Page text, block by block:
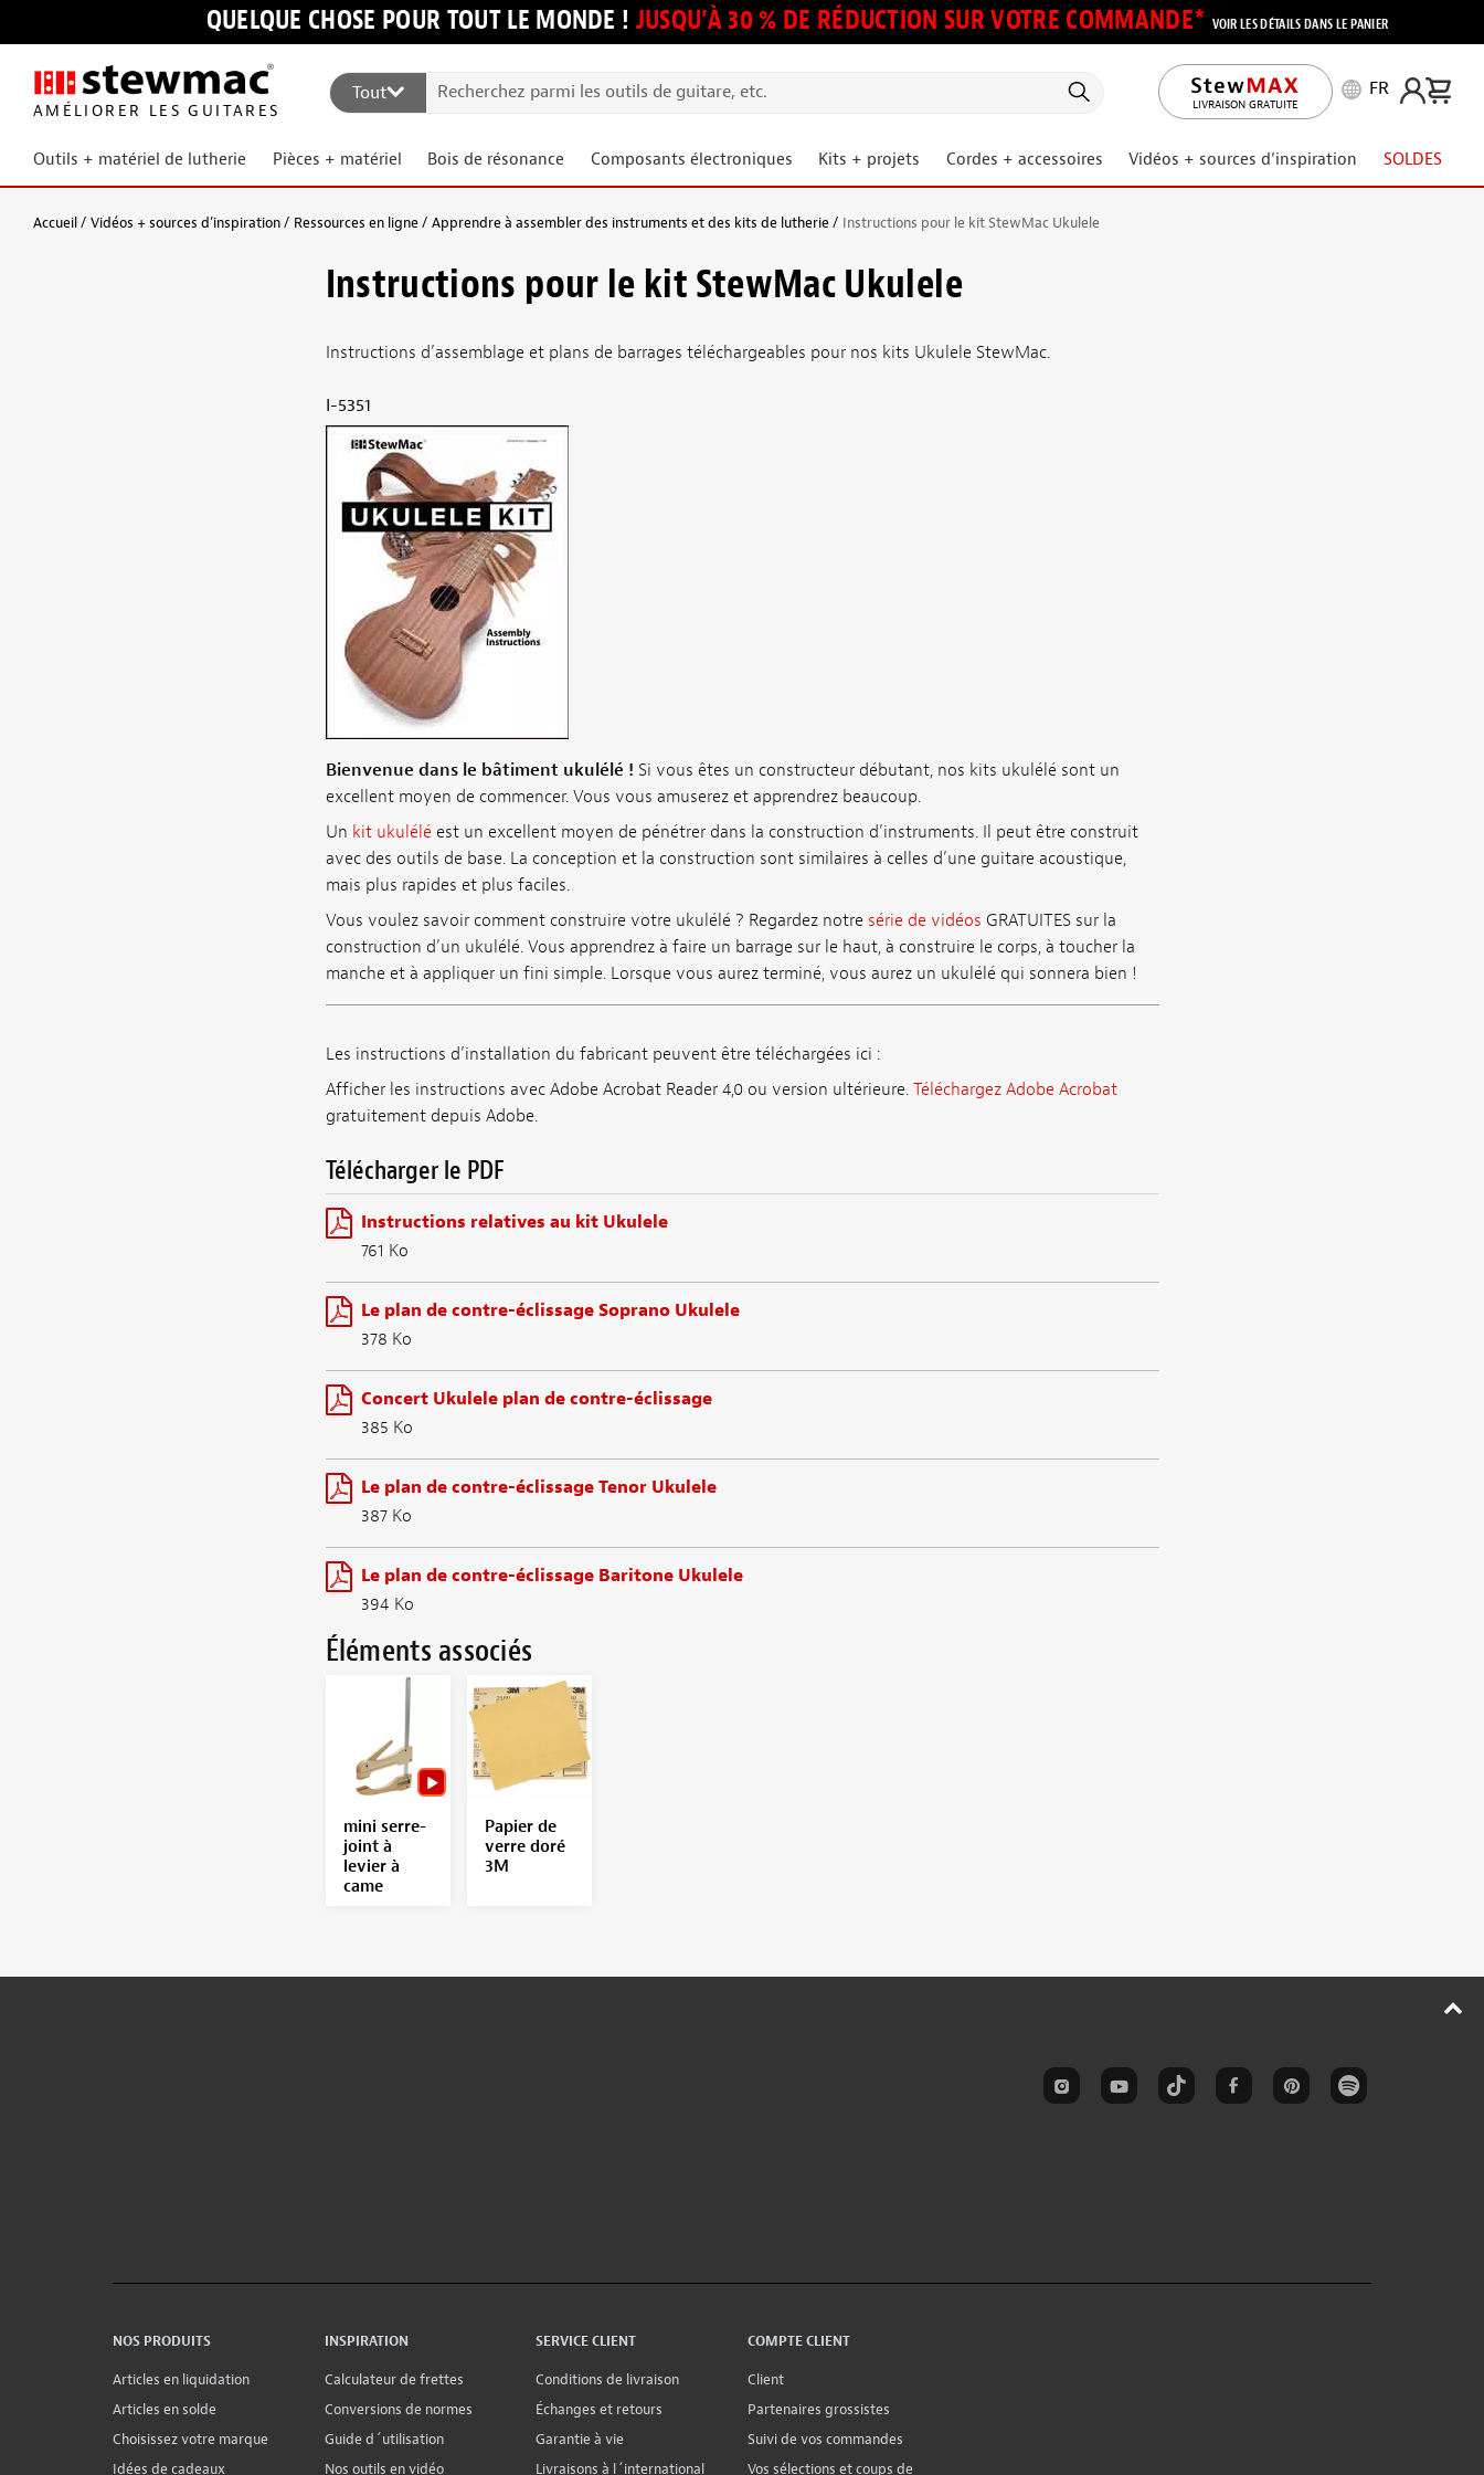
QUELQUE CHOSE POUR TOUT LE MONDE ! JUSQU’À 30 % DE RÉDUCTION SUR VOTRE COMMANDE* VOIR LES DÉTAILS DANS LE PANIER
AMÉLIORER LES GUITARES
Tout
LIVRAISON GRATUITE
FR
Outils + matériel de lutherie Pièces + matériel Bois de résonance Composants électroniques Kits + projets Cordes + accessoires Vidéos + sources d’inspiration SOLDES
Accueil Vidéos + sources d’inspiration Ressources en ligne Apprendre à assembler des instruments et des kits de lutherie Instructions pour le kit StewMac Ukulele
Instructions pour le kit StewMac Ukulele
Instructions d’assemblage et plans de barrages téléchargeables pour nos kits Ukulele StewMac.
I-5351
Bienvenue dans le bâtiment ukulélé ! Si vous êtes un constructeur débutant, nos kits ukulélé sont un
excellent moyen de commencer. Vous vous amuserez et apprendrez beaucoup.
Un kit ukulélé est un excellent moyen de pénétrer dans la construction d’instruments. Il peut être construit
avec des outils de base. La conception et la construction sont similaires à celles d’une guitare acoustique,
mais plus rapides et plus faciles.
Vous voulez savoir comment construire votre ukulélé ? Regardez notre série de vidéos GRATUITES sur la
construction d’un ukulélé. Vous apprendrez à faire un barrage sur le haut, à construire le corps, à toucher la
manche et à appliquer un fini simple. Lorsque vous aurez terminé, vous aurez un ukulélé qui sonnera bien !
Les instructions d’installation du fabricant peuvent être téléchargées ici :
Afficher les instructions avec Adobe Acrobat Reader 4,0 ou version ultérieure.Téléchargez Adobe Acrobat
gratuitement depuis Adobe.
Télécharger le PDF
Instructions relatives au kit Ukulele
761 Ko
Le plan de contre-éclissage Soprano Ukulele
378 Ko
Concert Ukulele plan de contre-éclissage
385 Ko
Le plan de contre-éclissage Tenor Ukulele
387 Ko
Le plan de contre-éclissage Baritone Ukulele
394 Ko
Éléments associés
mini serre-
joint à
levier à
came
Papier de
verre doré
3M
NOS PRODUITS
Articles en liquidation
Articles en solde
Choisissez votre marque
Idées de cadeaux
INSPIRATION
Calculateur de frettes
Conversions de normes
Guide d´utilisation
Nos outils en vidéo
SERVICE CLIENT
Conditions de livraison
Échanges et retours
Garantie à vie
Livraisons à l´international
COMPTE CLIENT
Client
Partenaires grossistes
Suivi de vos commandes
Vos sélections et coups de